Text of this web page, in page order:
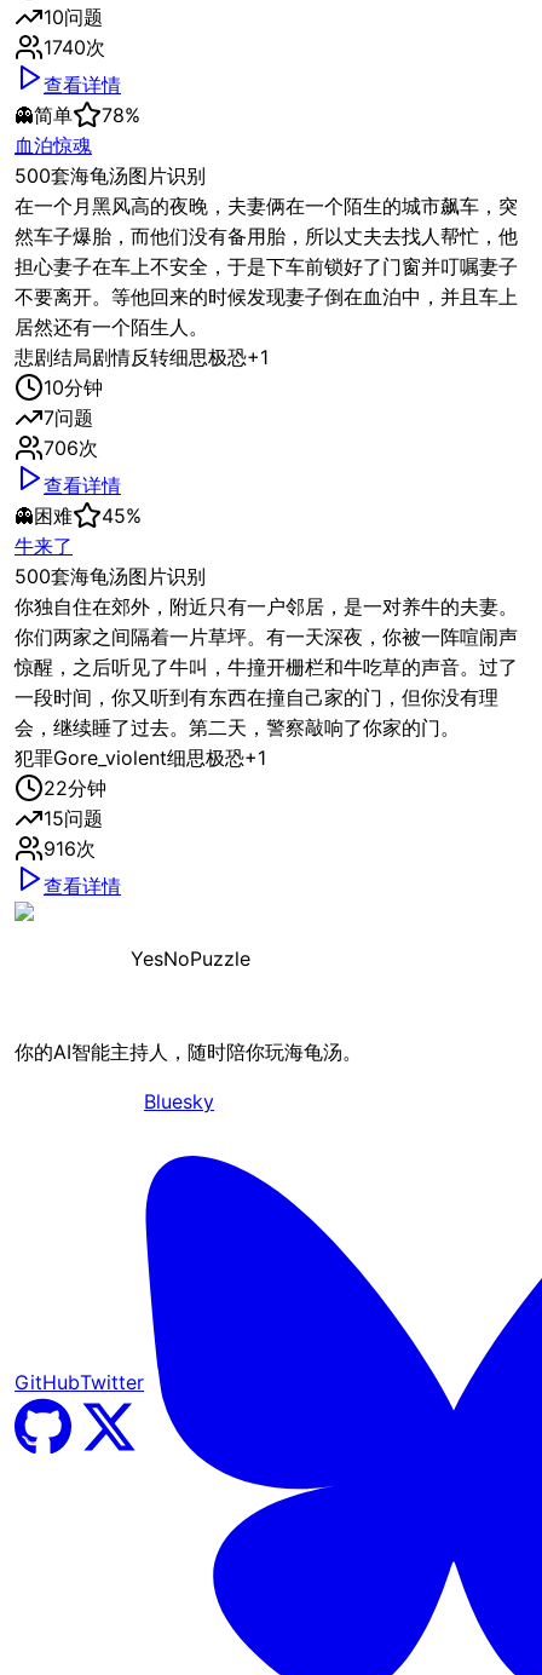
10问题
1740次
查看详情
👻简单 78%
血泊惊魂
500套海龟汤图片识别
在一个月黑风高的夜晚，夫妻俩在一个陌生的城市飙车，突
然车子爆胎，而他们没有备用胎，所以丈夫去找人帮忙，他
担心妻子在车上不安全，于是下车前锁好了门窗并叮嘱妻子
不要离开。等他回来的时候发现妻子倒在血泊中，并且车上
居然还有一个陌生人。
悲剧结局剧情反转细思极恐+1
10分钟
7问题
706次
查看详情
👻困难 45%
牛来了
500套海龟汤图片识别
你独自住在郊外，附近只有一户邻居，是一对养牛的夫妻。
你们两家之间隔着一片草坪。有一天深夜，你被一阵喧闹声
惊醒，之后听见了牛叫，牛撞开栅栏和牛吃草的声音。过了
一段时间，你又听到有东西在撞自己家的门，但你没有理
会，继续睡了过去。第二天，警察敲响了你家的门。
犯罪Gore_violent细思极恐+1
22分钟
15问题
916次
查看详情
YesNoPuzzle
你的AI智能主持人，随时陪你玩海龟汤。
GitHubTwitter
Bluesky